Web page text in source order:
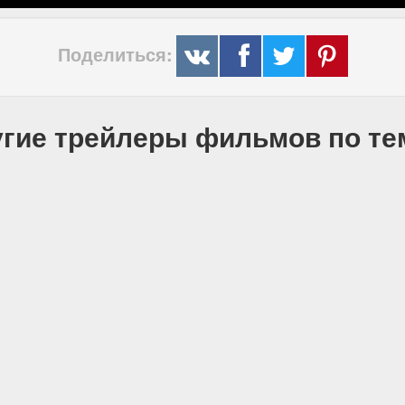
Поделиться:
трейлеры фильмов по